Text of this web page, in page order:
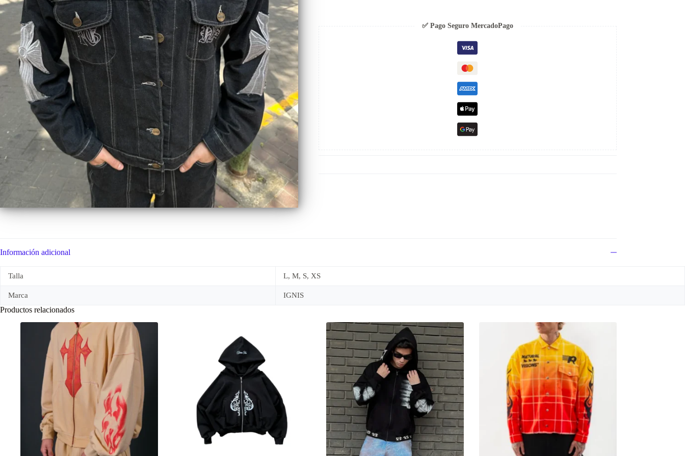
✅ Pago Seguro MercadoPago
Información adicional
Talla L, M, S, XS
Marca IGNIS
Productos relacionados